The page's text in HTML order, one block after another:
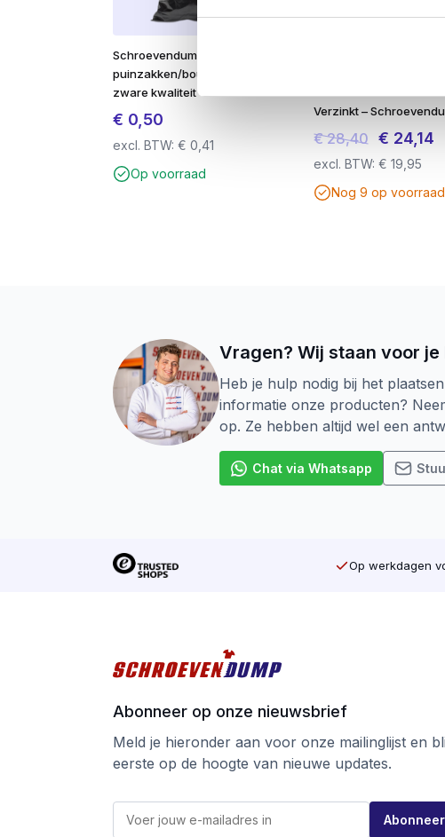
Schroevendump
puinzakken/bouwafval
zware kwaliteit
€ 0,50
excl. BTW: € 0,41
Op voorraad
Verzinkt –
€28,40
prijs
was:
€ 24,14
is:
excl. BTW:€ 19,95
Nog 9 op voorraad
Vragen? Wij staan voor je
Heb je hulp nodig bij het
informatie onze producten?
op. Ze hebben altijd wel een
Chat via Whatsapp
Op werkdagen
Abonneer op onze nieuwsbrief
Meld je hieronder aan voor onze mailinglijst en
eerste op de hoogte van nieuwe updates.
E
Abonneer